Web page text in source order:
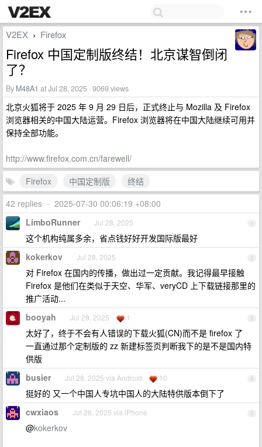
V2EX › Firefox
Firefox 中国定制版终结！北京谋智倒闭
了？
By M48A1 at Jul 28, 2025 · 9069 views
北京火狐将于 2025 年 9 月 29 日后，正式终止与 Mozilla 及 Firefox
浏览器相关的中国大陆运营。Firefox 浏览器将在中国大陆继续可用并
保持全部功能。
http://www.firefox.com.cn/farewell/
Firefox
中国定制版
终结
42 replies • 2025-07-30 00:06:19 +08:00
1
LimboRunner Jul 28, 2025
这个机构纯属多余，省点钱好好开发国际版最好
2
kokerkov Jul 28, 2025
对 Firefox 在国内的传播，做出过一定贡献。我记得最早接触
Firefox 是他们在类似于天空、华军、veryCD 上下载链接那里的
推广活动...
3
booyah Jul 28, 2025 1
太好了，终于不会有人错误的下载火狐(CN)而不是 firefox 了
一直通过那个定制版的 zz 新建标签页判断我下的是不是国内特
供版
4
busier Jul 28, 2025 via Android 10
挺好的 又一个中国人专坑中国人的大陆特供版本倒下了
5
cwxiaos Jul 28, 2025 via iPhone
@kokerkov